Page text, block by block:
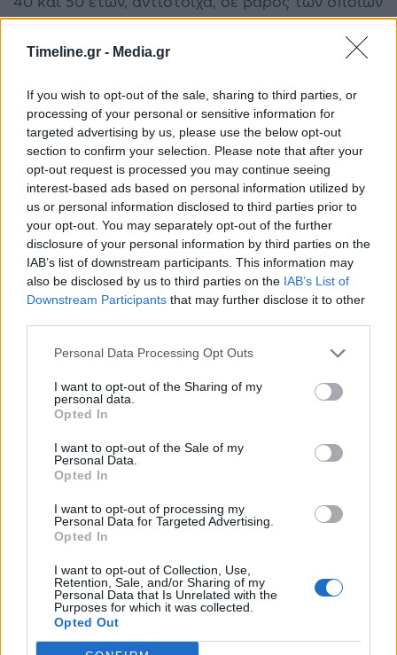
Timeline.gr - Media.gr
If you wish to opt-out of the sale, sharing to third parties, or
processing of your personal or sensitive information for
targeted advertising by us, please use the below opt-out
section to confirm your selection. Please note that after your
opt-out request is processed you may continue seeing
interest-based ads based on personal information utilized by
us or personal information disclosed to third parties prior to
your opt-out. You may separately opt-out of the further
disclosure of your personal information by third parties on the
IAB’s list of downstream participants. This information may
also be disclosed by us to third parties on the IAB’s List of
Downstream Participants that may further disclose it to other
Personal Data Processing Opt Outs
I want to opt-out of the Sharing of my
personal data.
Opted In
I want to opt-out of the Sale of my
Personal Data.
Opted In
I want to opt-out of processing my
Personal Data for Targeted Advertising.
Opted In
I want to opt-out of Collection, Use,
Retention, Sale, and/or Sharing of my
Personal Data that Is Unrelated with the
Purposes for which it was collected.
Opted Out
σχηματίσθηκε δικογραφία για ψευδή κατάθεση
και υπόθαλψη εγκληματία.
Τέλος, ανωτέρω όχημα βρέθηκε και κατασχέθηκε.
Οι συλληφθέντες με την σε βάρος τους
σχηματισθείσα δικογραφία θα οδηγηθούν
αρμοδίως, ενώ η αστυνομική έρευνα και το
προανακριτικό έργο διενεργούνται από την
Υποδιεύθυνση Ασφάλειας Καλαμάτας.
47χρονος Δολοφονία
Καλαμάτα
ξεκαθάρισμα λογαριασμών
ΠΡΟΗΓΟΎΜΕΝΟ ΆΡΘΡΟ
Γερμανία: Συνεχίζεται η
απεργία των
ταχυδρομικών
ΕΠΌΜΕΝΟ ΆΡΘΡΟ
ως το 2027 (Φώτο)
ΕΛΛΆΔΑ ΕΛΛΆΔΑ